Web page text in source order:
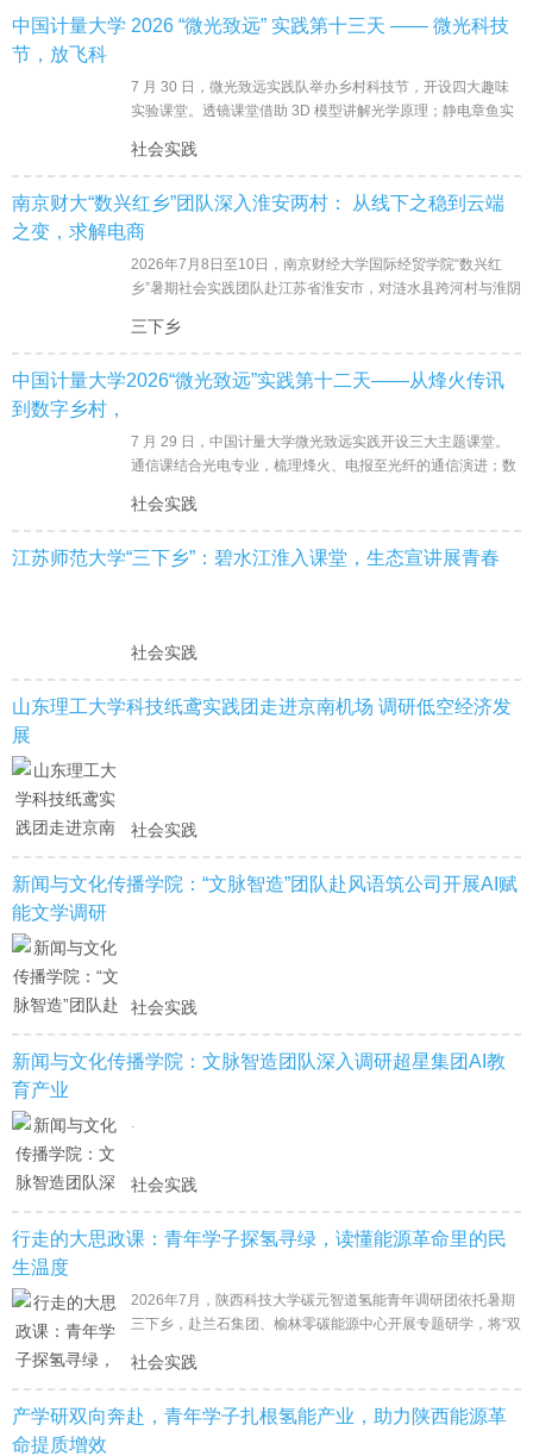
中国计量大学 2026 “微光致远” 实践第十三天 —— 微光科技
节，放飞科
7 月 30 日，微光致远实践队举办乡村科技节，开设四大趣味
实验课堂。透镜课堂借助 3D 模型讲解光学原理；静电章鱼实
手工结合
社会实践
南京财大“数兴红乡”团队深入淮安两村： 从线下之稳到云端
之变，求解电商
2026年7月8日至10日，南京财经大学国际经贸学院“数兴红
乡”暑期社会实践团队赴江苏省淮安市，对涟水县跨河村与淮阴
三下乡
中国计量大学2026“微光致远”实践第十二天——从烽火传讯
到数字乡村，
7 月 29 日，中国计量大学微光致远实践开设三大主题课堂。
通信课结合光电专业，梳理烽火、电报至光纤的通信演进；数
堂科普流
社会实践
江苏师范大学“三下乡”：碧水江淮入课堂，生态宣讲展青春
社会实践
山东理工大学科技纸鸢实践团走进京南机场 调研低空经济发
展
社会实践
新闻与文化传播学院：“文脉智造”团队赴风语筑公司开展AI赋
能文学调研
社会实践
新闻与文化传播学院：文脉智造团队深入调研超星集团AI教
育产业
.
社会实践
行走的大思政课：青年学子探氢寻绿，读懂能源革命里的民
生温度
2026年7月，陕西科技大学碳元智道氢能青年调研团依托暑期
三下乡，赴兰石集团、榆林零碳能源中心开展专题研学，将“双
源
社会实践
产学研双向奔赴，青年学子扎根氢能产业，助力陕西能源革
命提质增效